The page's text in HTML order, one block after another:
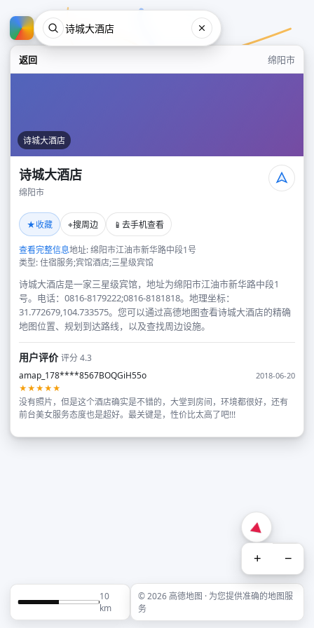
返回 绵阳市
诗城大酒店
诗城大酒店
绵阳市
★收藏 ⌖搜周边 📱 去手机查看
查看完整信息地址: 绵阳市江油市新华路中段1号
类型: 住宿服务;宾馆酒店;三星级宾馆
诗城大酒店是一家三星级宾馆，地址为绵阳市江油市新华路中段1
号。电话：0816-8179222;0816-8181818。地理坐标：
31.772679,104.733575。您可以通过高德地图查看诗城大酒店的精确
地图位置、规划到达路线，以及查找周边设施。
用户评价评分 4.3
amap_178****8567BOQGiH55o
2018-06-20
★★★★★
没有照片，但是这个酒店确实是不错的，大堂到房间，环境都很好，还有
前台美女服务态度也是超好。最关键是，性价比太高了吧!!!
+ −
10
km
© 2026 高德地图 · 为您提供准确的地图服
务